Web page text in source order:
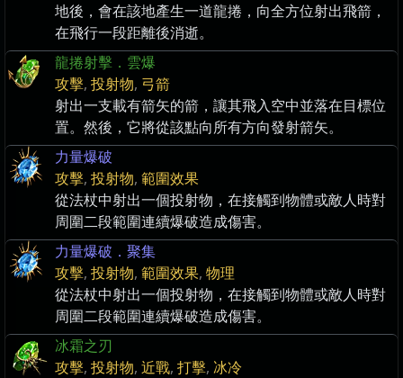
地後，會在該地產生一道龍捲，向全方位射出飛箭，
在飛行一段距離後消逝。
龍捲射擊．雲爆
攻擊, 投射物, 弓箭
射出一支載有箭矢的箭，讓其飛入空中並落在目標位
置。然後，它將從該點向所有方向發射箭矢。
力量爆破
攻擊, 投射物, 範圍效果
從法杖中射出一個投射物，在接觸到物體或敵人時對
周圍二段範圍連續爆破造成傷害。
力量爆破．聚集
攻擊, 投射物, 範圍效果, 物理
從法杖中射出一個投射物，在接觸到物體或敵人時對
周圍二段範圍連續爆破造成傷害。
冰霜之刃
攻擊, 投射物, 近戰, 打擊, 冰冷